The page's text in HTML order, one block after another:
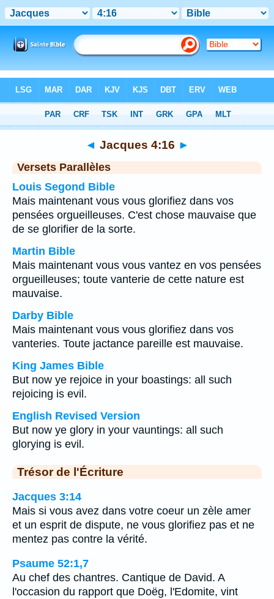
Chapitre 4 > Verset 16
◄ Jacques 4:16 ►
Versets Parallèles
Louis Segond Bible
Mais maintenant vous vous glorifiez dans vos
pensées orgueilleuses. C'est chose mauvaise que
de se glorifier de la sorte.
Martin Bible
Mais maintenant vous vous vantez en vos pensées
orgueilleuses; toute vanterie de cette nature est
mauvaise.
Darby Bible
Mais maintenant vous vous glorifiez dans vos
vanteries. Toute jactance pareille est mauvaise.
King James Bible
But now ye rejoice in your boastings: all such
rejoicing is evil.
English Revised Version
But now ye glory in your vauntings: all such
glorying is evil.
Trésor de l'Écriture
Jacques 3:14
Mais si vous avez dans votre coeur un zèle amer
et un esprit de dispute, ne vous glorifiez pas et ne
mentez pas contre la vérité.
Psaume 52:1,7
Au chef des chantres. Cantique de David. A
l'occasion du rapport que Doëg, l'Edomite, vint